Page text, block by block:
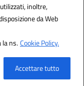
inoltre,
da Web
la ns.Cookie Policy.
Accettare tutto
S.r.l.
Italia